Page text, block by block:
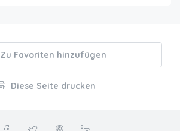
Zu Favoriten hinzufügen
Diese Seite drucken